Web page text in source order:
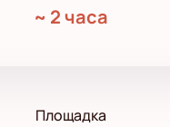
~ 2 часа
Площадка